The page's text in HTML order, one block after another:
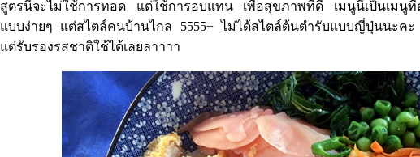
สูตรนี้จะไม่ใช้การทอด แต่ใช้การอบแทน เพื่อสุขภาพที่ดี เมนูนี้เป็นเมนู
บบง่ายๆ แต่สไตล์คนบ้านไกล 5555+ ไม่ได้สไตล์ต้นตำรับแบบญี่ปุ่นนะคะ
ต่รับรองรสชาติใช้ได้เลยลาาาา